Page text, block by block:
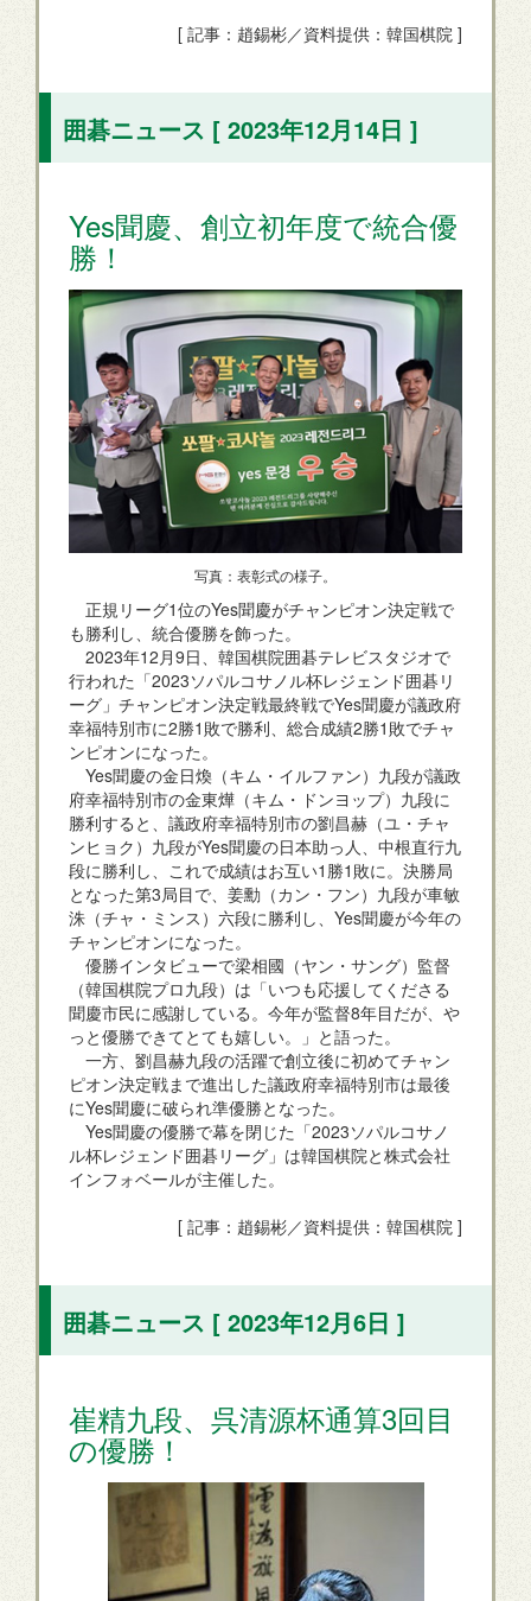
[ 記事：趙錫彬／資料提供：韓国棋院 ]
囲碁ニュース [ 2023年12月14日 ]
Yes聞慶、創立初年度で統合優
勝！
写真：表彰式の様子。
正規リーグ1位のYes聞慶がチャンピオン決定戦で
も勝利し、統合優勝を飾った。
2023年12月9日、韓国棋院囲碁テレビスタジオで
行われた「2023ソパルコサノル杯レジェンド囲碁リ
ーグ」チャンピオン決定戦最終戦でYes聞慶が議政府
幸福特別市に2勝1敗で勝利、総合成績2勝1敗でチャ
ンピオンになった。
Yes聞慶の金日煥（キム・イルファン）九段が議政
府幸福特別市の金東燁（キム・ドンヨップ）九段に
勝利すると、議政府幸福特別市の劉昌赫（ユ・チャ
ンヒョク）九段がYes聞慶の日本助っ人、中根直行九
段に勝利し、これで成績はお互い1勝1敗に。決勝局
となった第3局目で、姜勳（カン・フン）九段が車敏
洙（チャ・ミンス）六段に勝利し、Yes聞慶が今年の
チャンピオンになった。
優勝インタビューで梁相國（ヤン・サング）監督
（韓国棋院プロ九段）は「いつも応援してくださる
聞慶市民に感謝している。今年が監督8年目だが、や
っと優勝できてとても嬉しい。」と語った。
一方、劉昌赫九段の活躍で創立後に初めてチャン
ピオン決定戦まで進出した議政府幸福特別市は最後
にYes聞慶に破られ準優勝となった。
Yes聞慶の優勝で幕を閉じた「2023ソパルコサノ
ル杯レジェンド囲碁リーグ」は韓国棋院と株式会社
インフォベールが主催した。
[ 記事：趙錫彬／資料提供：韓国棋院 ]
囲碁ニュース [ 2023年12月6日 ]
崔精九段、呉清源杯通算3回目
の優勝！